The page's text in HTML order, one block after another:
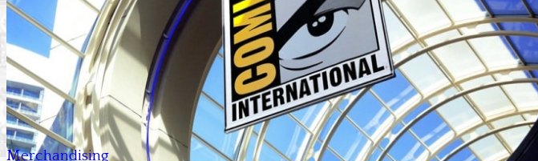
Merchandising